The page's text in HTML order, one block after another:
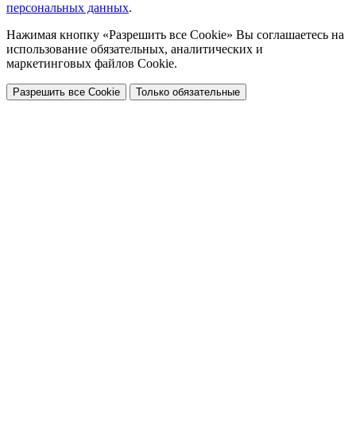
персональных данных.
Нажимая кнопку «Разрешить все Cookie» Вы соглашаетесь на
использование обязательных, аналитических и
маркетинговых файлов Cookie.
Разрешить все Cookie Только обязательные